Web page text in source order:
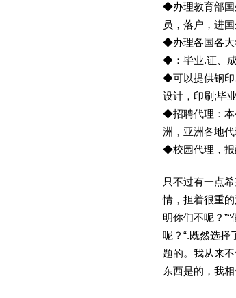
◆办理教育部国
员，落户，进
◆办理各国各
◆：毕业.证、
◆可以提供钢印
设计，印刷;毕
◆招聘代理：本
洲，亚洲各地
◆校园代理，报
只不过有一点
情，担着很重
明你们不呢？
呢？“.既然选择
题的。我从来
东西是的，我